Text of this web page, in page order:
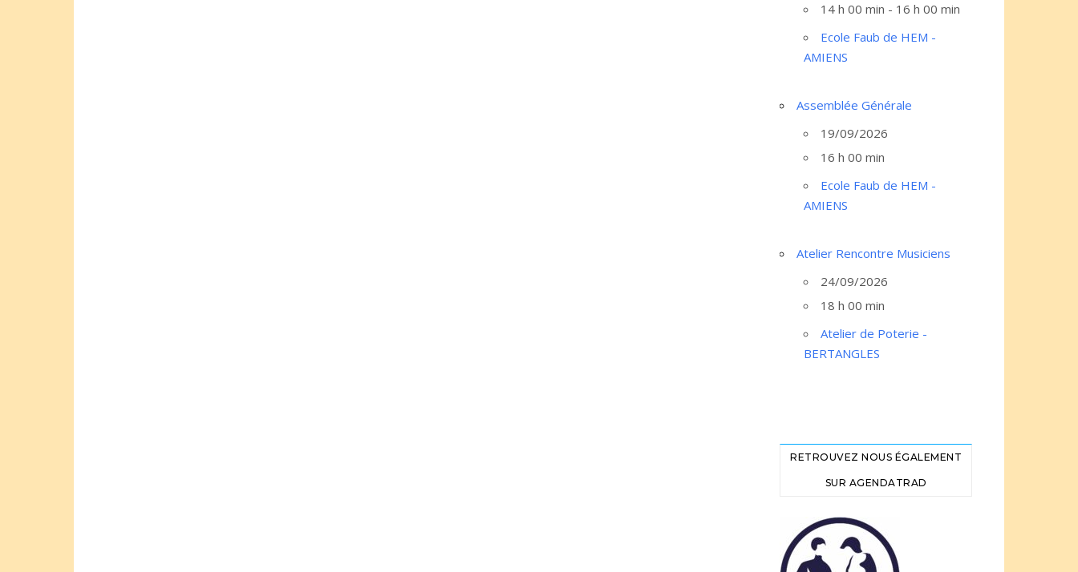
14 h 00 min - 16 h 00 min
Ecole Faub de HEM -
AMIENS
Assemblée Générale
19/09/2026
16 h 00 min
Ecole Faub de HEM -
AMIENS
Atelier Rencontre Musiciens
24/09/2026
18 h 00 min
Atelier de Poterie -
BERTANGLES
RETROUVEZ NOUS ÉGALEMENT
SUR AGENDATRAD